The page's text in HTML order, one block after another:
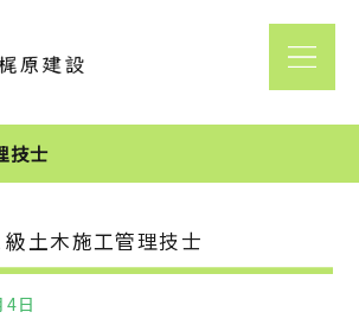
技士
級土木施工管理技士
日